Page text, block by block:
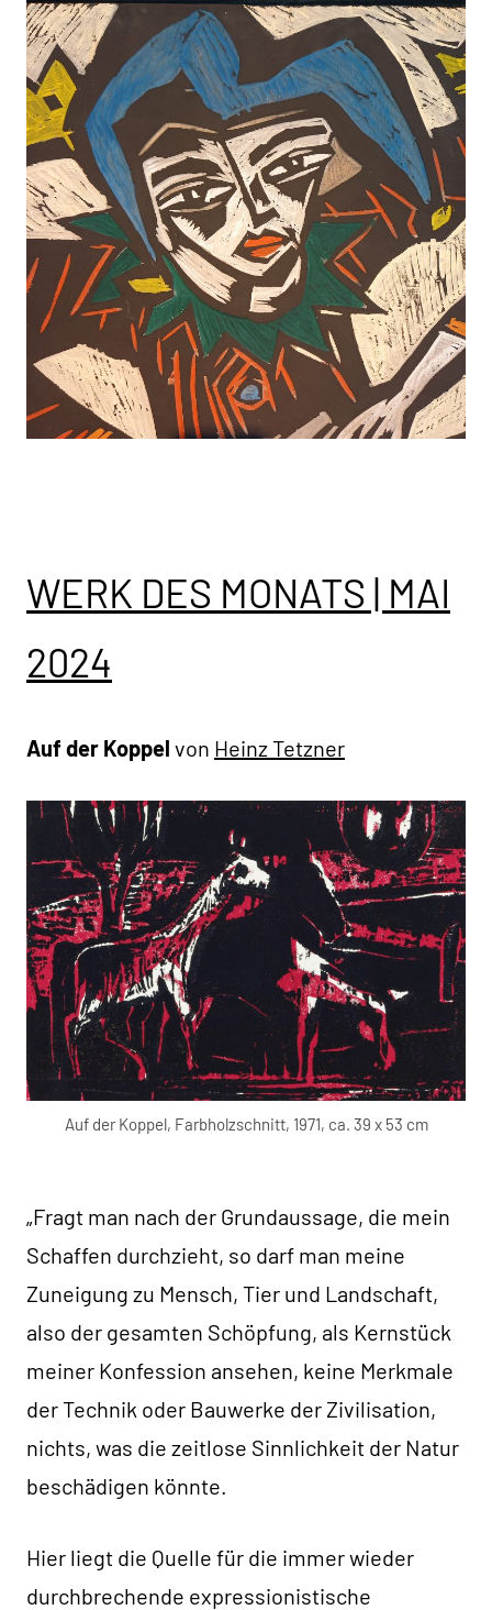
WERK DES MONATS | MAI
2024
Auf der Koppel von Heinz Tetzner
Auf der Koppel, Farbholzschnitt, 1971, ca. 39 x 53 cm
„Fragt man nach der Grundaussage, die mein
Schaffen durchzieht, so darf man meine
Zuneigung zu Mensch, Tier und Landschaft,
also der gesamten Schöpfung, als Kernstück
meiner Konfession ansehen, keine Merkmale
der Technik oder Bauwerke der Zivilisation,
nichts, was die zeitlose Sinnlichkeit der Natur
beschädigen könnte.
Hier liegt die Quelle für die immer wieder
durchbrechende expressionistische